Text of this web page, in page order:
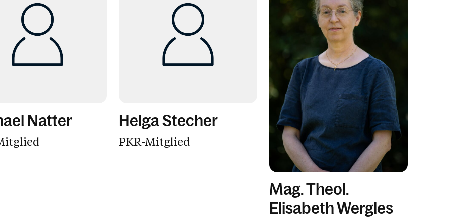
Natter Helga Stecher
PKR-Mitglied
Mag. Theol.
Elisabeth Wergles